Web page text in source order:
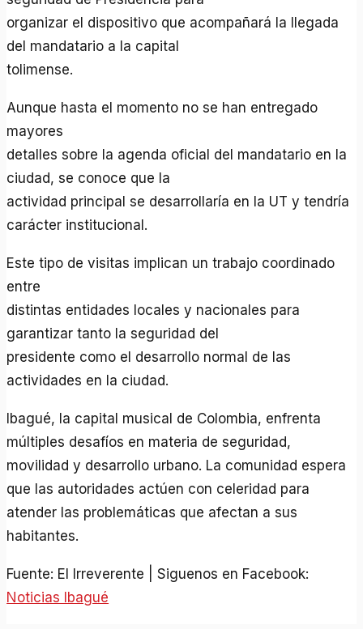
organizar el dispositivo que acompañará la llegada
del mandatario a la capital
tolimense.
Aunque hasta el momento no se han entregado
mayores
detalles sobre la agenda oficial del mandatario en la
ciudad, se conoce que la
actividad principal se desarrollaría en la UT y tendría
carácter institucional.
Este tipo de visitas implican un trabajo coordinado
entre
distintas entidades locales y nacionales para
garantizar tanto la seguridad del
presidente como el desarrollo normal de las
actividades en la ciudad.
Ibagué, la capital musical de Colombia, enfrenta
múltiples desafíos en materia de seguridad,
movilidad y desarrollo urbano. La comunidad espera
que las autoridades actúen con celeridad para
atender las problemáticas que afectan a sus
habitantes.
Fuente: El Irreverente | Siguenos en Facebook:
Noticias Ibagué